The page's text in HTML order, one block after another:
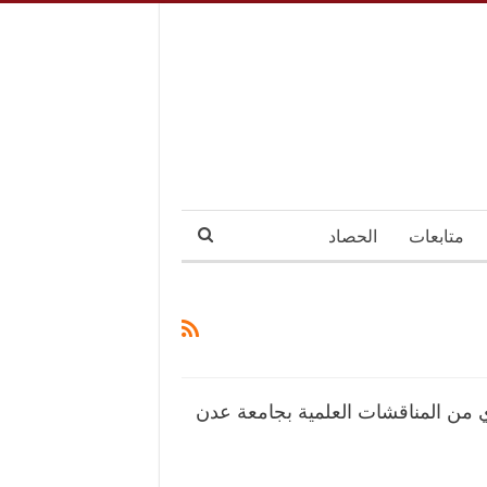
متابعات الحصاد
من المناقشات العلمية بجامعة عدن